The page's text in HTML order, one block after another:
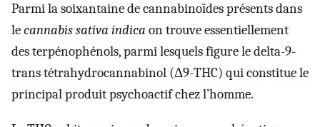
Parmi la soixantaine de cannabinoïdes présents dans
lecannabis sativa indica on trouve essentiellement
des terpénophénols, parmi lesquels figure le delta-9-
trans tétrahydrocannabinol (Δ9-THC) qui constitue le
principal produit psychoactif chez l’homme.